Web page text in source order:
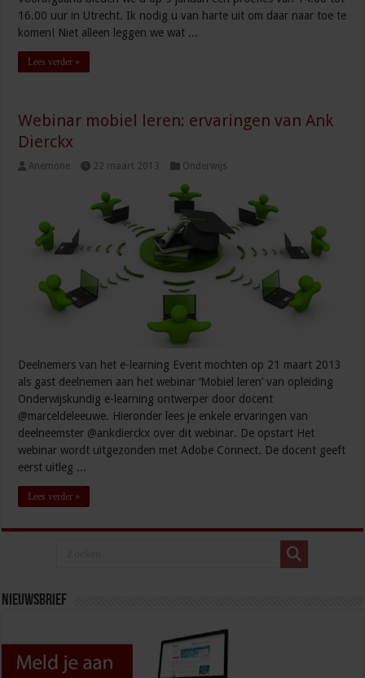
16.00 uur in Utrecht. Ik nodig u van harte uit om daar naar toe te
komen! Niet alleen leggen we wat ...
Lees verder »
Webinar mobiel leren: ervaringen van Ank
Dierckx
Anemone 22 maart 2013 Onderwijs
Deelnemers van het e-learning Event mochten op 21 maart 2013
als gast deelnemen aan het webinar ‘Mobiel leren’ van opleiding
Onderwijskundig e-learning ontwerper door docent
@marceldeleeuwe. Hieronder lees je enkele ervaringen van
deelneemster @ankdierckx over dit webinar. De opstart Het
webinar wordt uitgezonden met Adobe Connect. De docent geeft
eerst uitleg ...
Lees verder »
Nieuwsbrief